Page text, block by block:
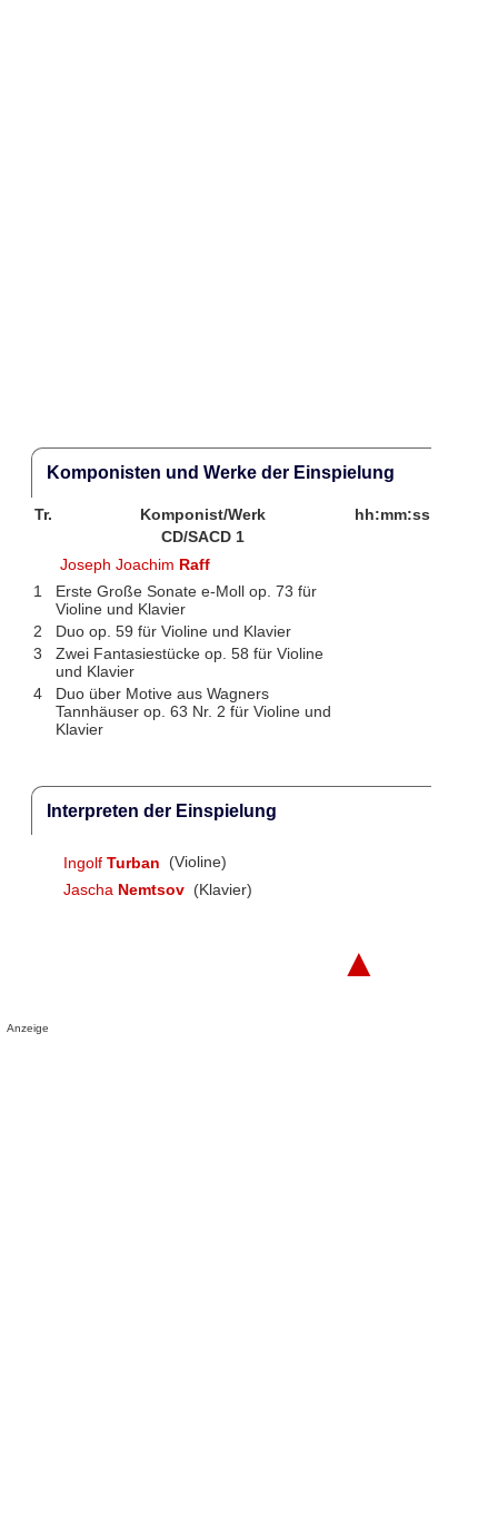
Komponisten und Werke der Einspielung
Tr. Komponist/Werk
hh:mm:ss
CD/SACD 1
Joseph Joachim Raff
1
Erste Große Sonate e-Moll op. 73 für
Violine und Klavier
2
Duo op. 59 für Violine und Klavier
3
Zwei Fantasiestücke op. 58 für Violine
und Klavier
4
Duo über Motive aus Wagners
Tannhäuser op. 63 Nr. 2 für Violine und
Klavier
Interpreten der Einspielung
Ingolf Turban
(Violine)
Jascha Nemtsov (Klavier)
▲
Anzeige